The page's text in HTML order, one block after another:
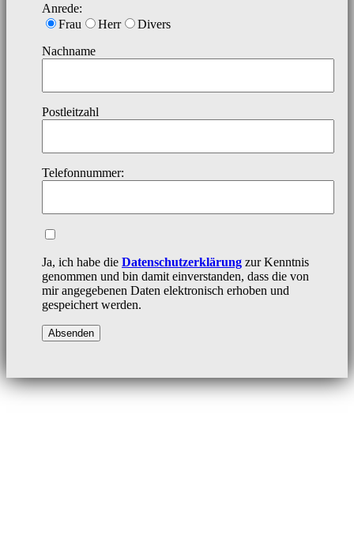
Anrede:
Frau
Herr
Divers
Nachname
Postleitzahl
Telefonnummer:
Ja, ich habe die Datenschutzerklärung zur Kenntnis
genommen und bin damit einverstanden, dass die von
mir angegebenen Daten elektronisch erhoben und
gespeichert werden.